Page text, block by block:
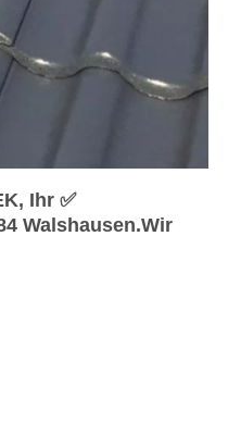
Ihr ✅
Walshausen.Wir